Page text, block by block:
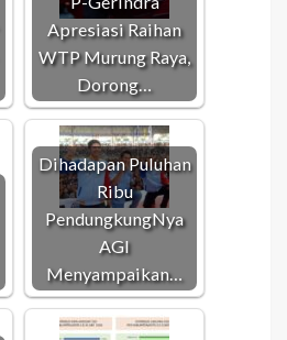
Apresiasi Raihan
WTP Murung Raya,
Dorong…
Dihadapan Puluhan
Ribu
PendungkungNya
AGI
Menyampaikan…